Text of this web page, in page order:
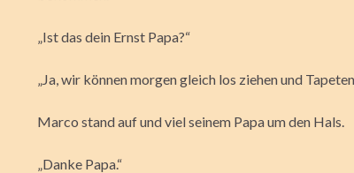
„Ist das dein Ernst Papa?“
„Ja, wir können morgen gleich los ziehen und
Marco stand auf und viel seinem Papa um den Hals.
„Danke Papa.“